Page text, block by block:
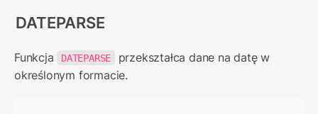
DATEPARSE
Funkcja DATEPARSE
przekształca dane na datę w
określonym formacie.